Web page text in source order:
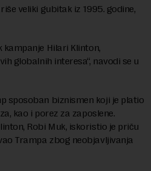
veliki gubitak iz 1995. godine,
Hilari Klinton,
globalnih interesa“, navodi se u
sposoban biznismen koji je platio
kao i porez za zaposlene.
Robi Muk, iskoristio je priču
Trampa zbog neobjavljivanja